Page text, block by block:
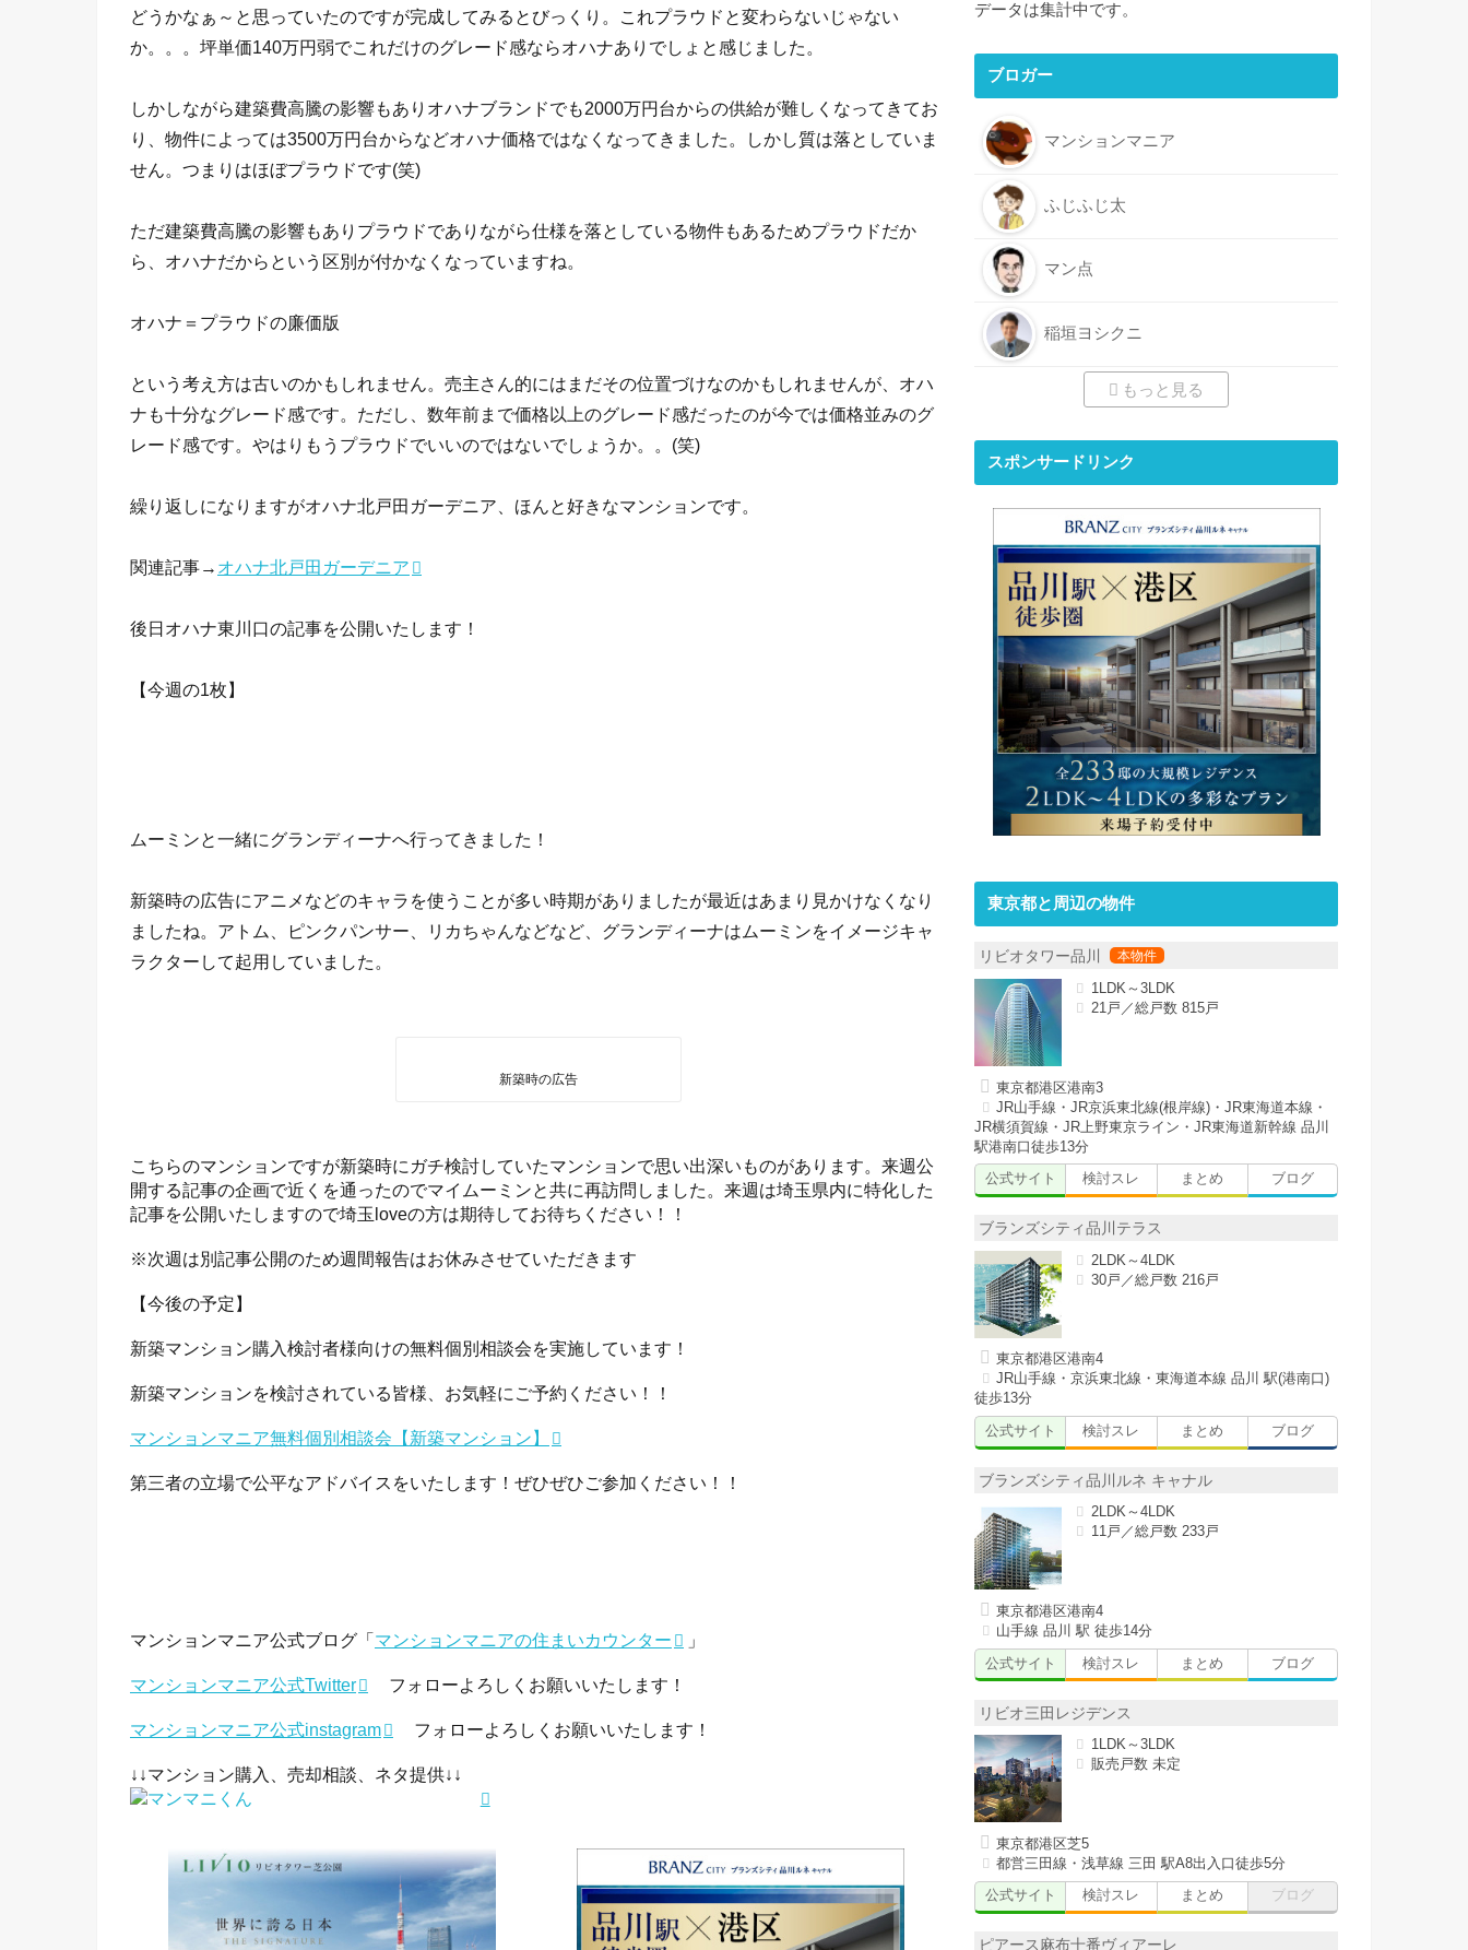
どうかなぁ～と思っていたのですが完成してみるとびっくり。これプラウドと変わらないじゃない
か。。。坪単価140万円弱でこれだけのグレード感ならオハナありでしょと感じました。
しかしながら建築費高騰の影響もありオハナブランドでも2000万円台からの供給が難しくなってきてお
り、物件によっては3500万円台からなどオハナ価格ではなくなってきました。しかし質は落としていま
せん。つまりはほぼプラウドです(笑)
ただ建築費高騰の影響もありプラウドでありながら仕様を落としている物件もあるためプラウドだか
ら、オハナだからという区別が付かなくなっていますね。
オハナ＝プラウドの廉価版
という考え方は古いのかもしれません。売主さん的にはまだその位置づけなのかもしれませんが、オハ
ナも十分なグレード感です。ただし、数年前まで価格以上のグレード感だったのが今では価格並みのグ
レード感です。やはりもうプラウドでいいのではないでしょうか。。(笑)
繰り返しになりますがオハナ北戸田ガーデニア、ほんと好きなマンションです。
関連記事→ オハナ北戸田ガーデニア
後日オハナ東川口の記事を公開いたします！
【今週の1枚】
ムーミンと一緒にグランディーナへ行ってきました！
新築時の広告にアニメなどのキャラを使うことが多い時期がありましたが最近はあまり見かけなくなり
ましたね。アトム、ピンクパンサー、リカちゃんなどなど、グランディーナはムーミンをイメージキャ
ラクターして起用していました。
新築時の広告
こちらのマンションですが新築時にガチ検討していたマンションで思い出深いものがあります。来週公
開する記事の企画で近くを通ったのでマイムーミンと共に再訪問しました。来週は埼玉県内に特化した
記事を公開いたしますので埼玉loveの方は期待してお待ちください！！
※次週は別記事公開のため週間報告はお休みさせていただきます
【今後の予定】
新築マンション購入検討者様向けの無料個別相談会を実施しています！
新築マンションを検討されている皆様、お気軽にご予約ください！！
マンションマニア無料個別相談会【新築マンション】
第三者の立場で公平なアドバイスをいたします！ぜひぜひご参加ください！！
マンションマニア公式ブログ「マンションマニアの住まいカウンター 」
マンションマニア公式Twitter フォローよろしくお願いいたします！
マンションマニア公式instagram フォローよろしくお願いいたします！
↓↓マンション購入、売却相談、ネタ提供↓↓
データは集計中です。
ブロガー
マンションマニア
ふじふじ太
マン点
稲垣ヨシクニ
もっと見る
スポンサードリンク
東京都と周辺の物件
リビオタワー品川
1LDK～3LDK
21戸／総戸数 815戸
東京都港区港南3
JR山手線・JR京浜東北線(根岸線)・JR東海道本線・
JR横須賀線・JR上野東京ライン・JR東海道新幹線 品川
駅港南口徒歩13分
公式サイト
検討スレ まとめ ブログ
ブランズシティ品川テラス
2LDK～4LDK
30戸／総戸数 216戸
東京都港区港南4
JR山手線・京浜東北線・東海道本線 品川 駅(港南口)
徒歩13分
公式サイト
検討スレ まとめ ブログ
ブランズシティ品川ルネ キャナル
2LDK～4LDK
11戸／総戸数 233戸
東京都港区港南4
山手線 品川 駅 徒歩14分
公式サイト
検討スレ まとめ ブログ
リビオ三田レジデンス
1LDK～3LDK
販売戸数 未定
東京都港区芝5
都営三田線・浅草線 三田 駅A8出入口徒歩5分
公式サイト
検討スレ まとめ ブログ
ピアース麻布十番ヴィアーレ